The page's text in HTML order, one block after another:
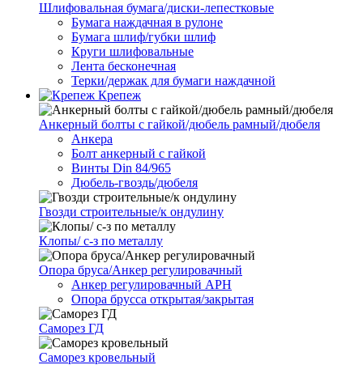
Шлифовальная бумага/диски-лепестковые
Бумага наждачная в рулоне
Бумага шлиф/губки шлиф
Круги шлифовальные
Лента бесконечная
Терки/держак для бумаги наждачной
Крепеж
Анкерный болты с гайкой/дюбель рамный/дюбеля
Анкера
Болт анкерный с гайкой
Винты Din 84/965
Дюбель-гвоздь/дюбеля
Гвозди строительные/к ондулину
Клопы/ с-з по металлу
Опора бруса/Анкер регулировачный
Анкер регулировачный АРН
Опора брусса открытая/закрытая
Саморез ГД
Саморез кровельный